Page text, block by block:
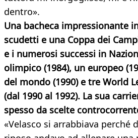
dentro».
Una bacheca impressionante
scudetti e una Coppa dei
e i numerosi successi in
olimpico (1984), un europeo
del mondo (1990) e tre World
(dal 1990 al 1992). La sua
spesso da scelte
«Velasco si arrabbiava perché